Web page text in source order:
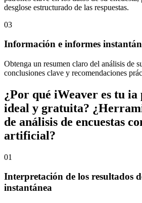
desglose estructurado de las respuestas.
03
Información e informes
Obtenga un resumen claro del análisis de
conclusiones clave y recomendaciones
¿Por qué iWeaver es tu ia
ideal y gratuita?
de análisis de encuestas
artificial?
01
Interpretación de los resultados
instantánea